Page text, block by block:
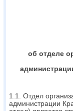
об отделе
1.1. Отдел
администрации